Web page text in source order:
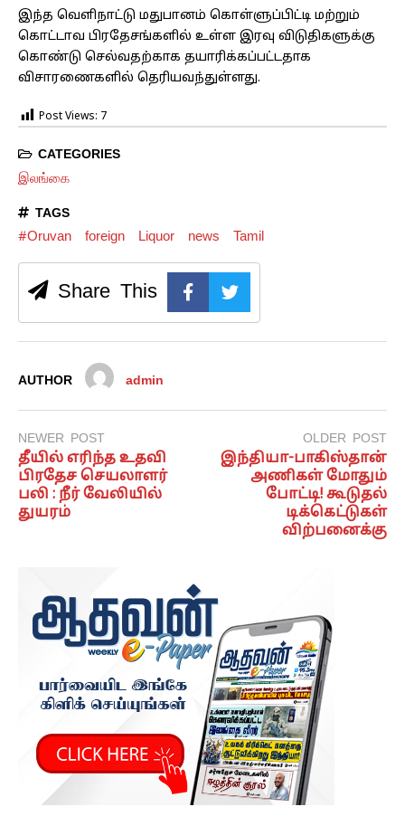
இந்த வெளிநாட்டு மதுபானம் கொள்ளுப்பிட்டி மற்றும்
கொட்டாவ பிரதேசங்களில் உள்ள இரவு விடுதிகளுக்கு
கொண்டு செல்வதற்காக தயாரிக்கப்பட்டதாக
விசாரணைகளில் தெரியவந்துள்ளது.
Post Views: 7
CATEGORIES
இலங்கை
TAGS
#Oruvan foreign Liquor news Tamil
Share This
AUTHOR admin
NEWER POST
தீயில் எரிந்த உதவி
பிரதேச செயலாளர்
பலி : நீர் வேலியில்
துயரம்
OLDER POST
இந்தியா-பாகிஸ்தான்
அணிகள் மோதும்
போட்டி! கூடுதல்
டிக்கெட்டுகள்
விற்பனைக்கு